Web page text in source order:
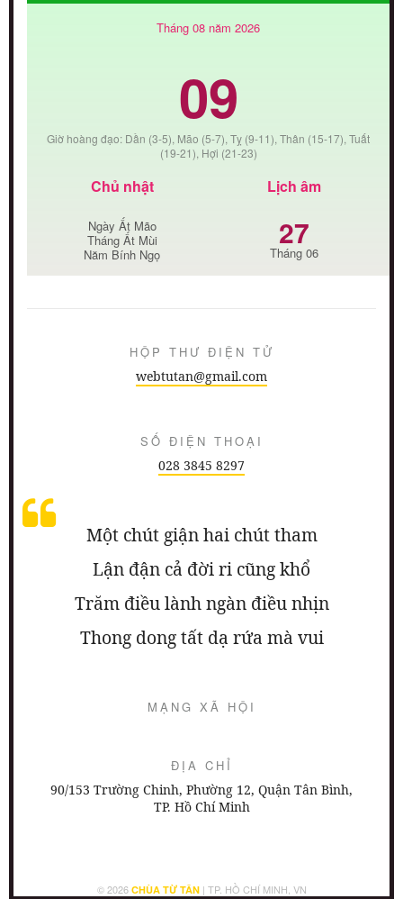
Tháng 08 năm 2026
09
Giờ hoàng đạo: Dần (3-5), Mão (5-7), Tỵ (9-11), Thân (15-17), Tuất
(19-21), Hợi (21-23)
Chủ nhật
Ngày Ất Mão
Tháng Ất Mùi
Năm Bính Ngọ
Lịch âm
27
Tháng 06
HỘP THƯ ĐIỆN TỬ
webtutan@gmail.com
SỐ ĐIỆN THOẠI
028 3845 8297
Một chút giận hai chút tham
Lận đận cả đời ri cũng khổ
Trăm điều lành ngàn điều nhịn
Thong dong tất dạ rứa mà vui
MẠNG XÃ HỘI
ĐỊA CHỈ
90/153 Trường Chinh, Phường 12, Quận Tân Bình,
TP. Hồ Chí Minh
© 2026 CHÙA TỪ TÂN| TP. HỒ CHÍ MINH, VN